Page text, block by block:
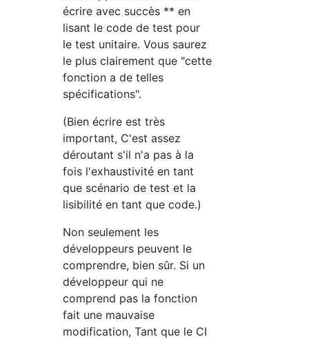
écrire avec succès ** en
lisant le code de test pour
le test unitaire. Vous saurez
le plus clairement que "cette
fonction a de telles
spécifications".
(Bien écrire est très
important, C'est assez
déroutant s'il n'a pas à la
fois l'exhaustivité en tant
que scénario de test et la
lisibilité en tant que code.)
Non seulement les
développeurs peuvent le
comprendre, bien sûr. Si un
développeur qui ne
comprend pas la fonction
fait une mauvaise
modification, Tant que le CI